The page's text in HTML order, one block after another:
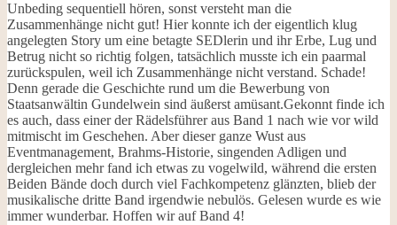
Unbeding sequentiell hören, sonst versteht man die
Zusammenhänge nicht gut! Hier konnte ich der eigentlich klug
angelegten Story um eine betagte SEDlerin und ihr Erbe, Lug und
Betrug nicht so richtig folgen, tatsächlich musste ich ein paarmal
zurückspulen, weil ich Zusammenhänge nicht verstand. Schade!
Denn gerade die Geschichte rund um die Bewerbung von
Staatsanwältin Gundelwein sind äußerst amüsant.Gekonnt finde ich
es auch, dass einer der Rädelsführer aus Band 1 nach wie vor wild
mitmischt im Geschehen. Aber dieser ganze Wust aus
Eventmanagement, Brahms-Historie, singenden Adligen und
dergleichen mehr fand ich etwas zu vogelwild, während die ersten
Beiden Bände doch durch viel Fachkompetenz glänzten, blieb der
musikalische dritte Band irgendwie nebulös. Gelesen wurde es wie
immer wunderbar. Hoffen wir auf Band 4!